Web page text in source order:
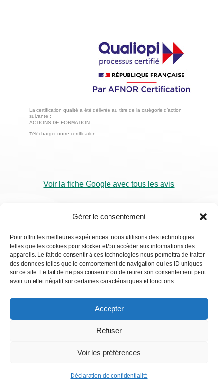
Gérer le consentement
Pour offrir les meilleures expériences, nous utilisons des technologies
telles que les cookies pour stocker et/ou accéder aux informations des
appareils. Le fait de consentir à ces technologies nous permettra de traiter
des données telles que le comportement de navigation ou les ID uniques
sur ce site. Le fait de ne pas consentir ou de retirer son consentement peut
avoir un effet négatif sur certaines caractéristiques et fonctions.
Accepter
Refuser
Voir les préférences
Déclaration de confidentialité
La certification qualité a été délivrée au titre de la catégorie d’action
suivante :
ACTIONS DE FORMATION
Télécharger notre certification
Voir la fiche Google avec tous les avis
RDV
Visio